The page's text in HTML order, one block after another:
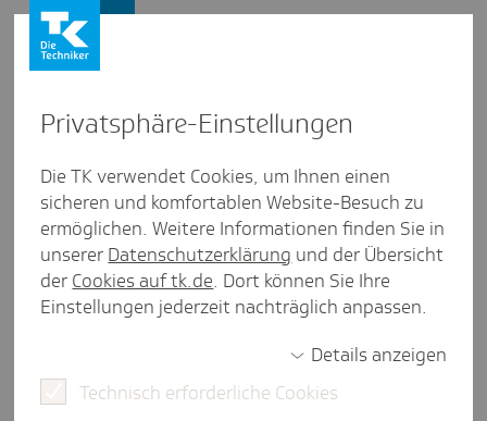
Entspann Dich, Deutsch­land
Deutschland steht unter Stress: Knapp zwei von
drei Menschen in Deutschland fühlen sich
Firmenkunden Studien und Reports
Privat­sphäre-Einstel­lungen
Die TK verwendet Cookies, um Ihnen einen
sicheren und komfortablen Website-Besuch zu
ermöglichen. Weitere Informationen finden Sie in
unserer Datenschutzerklärung und der Übersicht
der Cookies auf tk.de. Dort können Sie Ihre
Einstellungen jederzeit nachträglich anpassen.
Details anzeigen
Technisch erforderliche Cookies